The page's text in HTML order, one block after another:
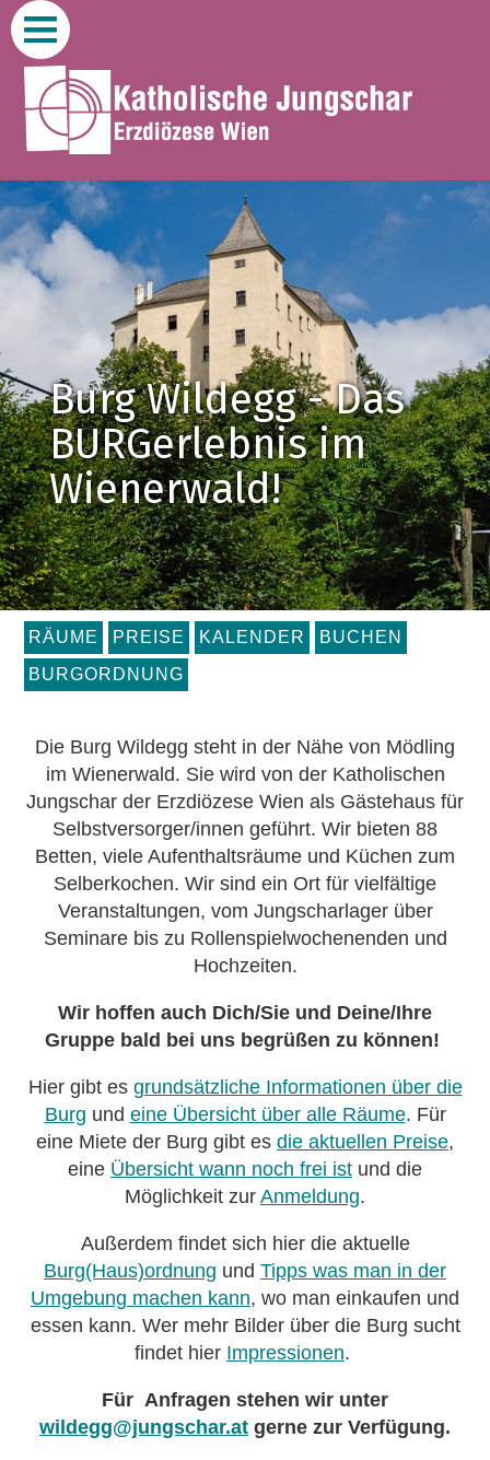
Zum
Inhalt
Burg Wildegg - Das
BURGerlebnis im
Wienerwald!
RÄUME PREISE KALENDER
BUCHEN
BURGORDNUNG
Die Burg Wildegg steht in der Nähe von Mödling
im Wienerwald. Sie wird von der Katholischen
Jungschar der Erzdiözese Wien als Gästehaus für
Selbstversorger/innen geführt. Wir bieten 88
Betten, viele Aufenthaltsräume und Küchen zum
Selberkochen. Wir sind ein Ort für vielfältige
Veranstaltungen, vom Jungscharlager über
Seminare bis zu Rollenspielwochenenden und
Hochzeiten.
Wir hoffen auch Dich/Sie und Deine/Ihre
Gruppe bald bei uns begrüßen zu können!
Hier gibt es grundsätzliche Informationen über die
Burg und eine Übersicht über alle Räume. Für
eine Miete der Burg gibt es die aktuellen Preise,
eine Übersicht wann noch frei ist und die
Möglichkeit zur Anmeldung.
Außerdem findet sich hier die aktuelle
Burg(Haus)ordnung und Tipps was man in der
Umgebung machen kann, wo man einkaufen und
essen kann. Wer mehr Bilder über die Burg sucht
findet hier Impressionen.
Für Anfragen stehen wir unter
wildegg@jungschar.at gerne zur Verfügung.